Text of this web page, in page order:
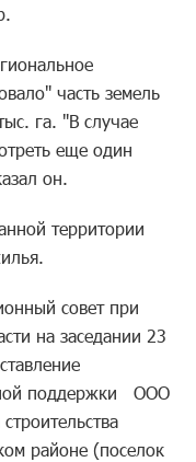
часть земель
га. "В случае
еще один
он.
территории
совет при
на заседании 23
поддержки ООО
районе (поселок